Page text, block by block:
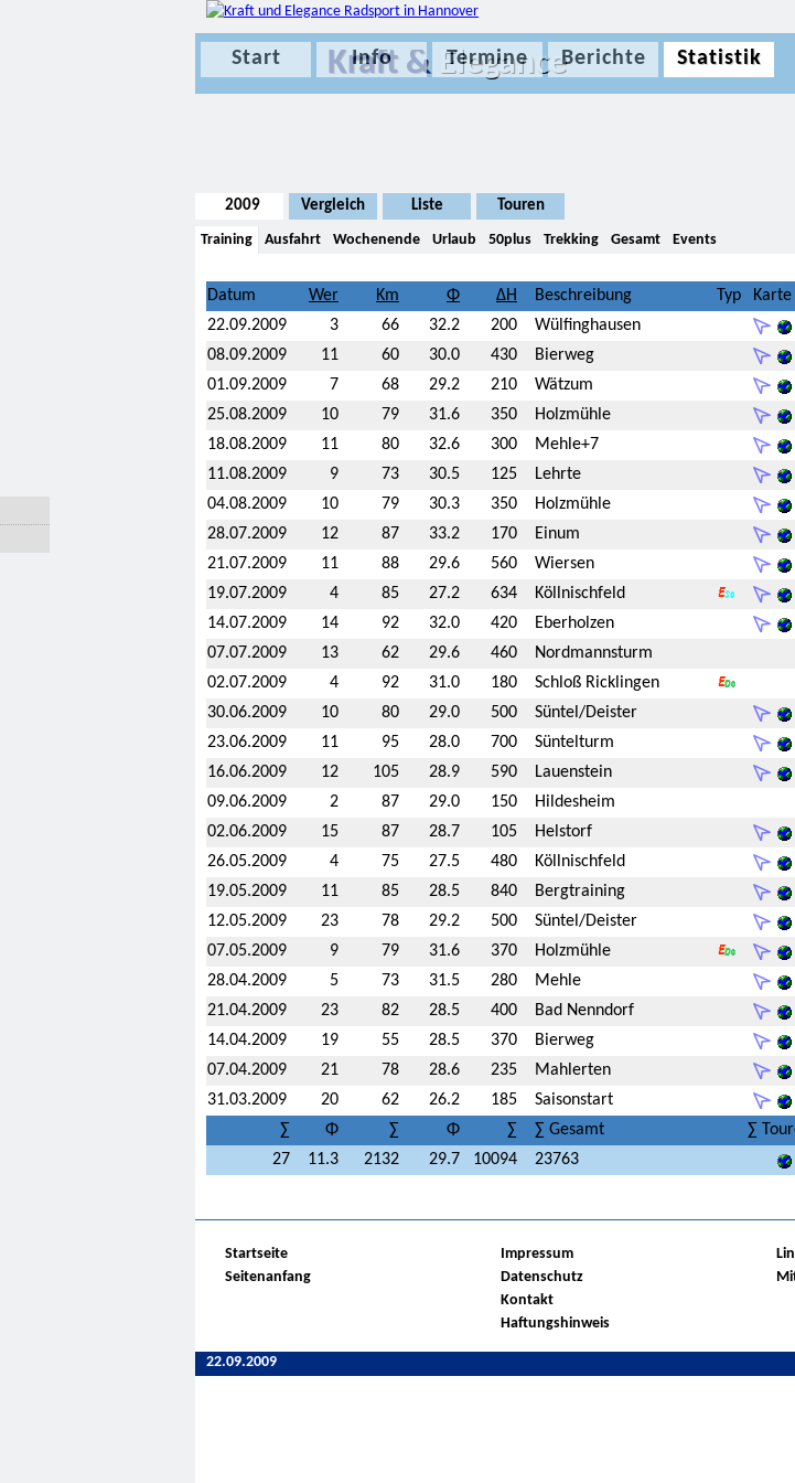
Kraft & Elegance
Start Info Termine Berichte Statistik
2009 Vergleich Liste Touren
Training Ausfahrt Wochenende Urlaub 50plus Trekking Gesamt Events
Datum Beschreibung Typ
Karte
22.09.2009
3 66 32.2 200
Wülfinghausen
08.09.2009
11 60 30.0 430
Bierweg
01.09.2009
7 68 29.2 210
Wätzum
25.08.2009
10 79 31.6 350
Holzmühle
18.08.2009
11 80 32.6 300
Mehle+7
11.08.2009
9 73 30.5 125
Lehrte
04.08.2009
10 79 30.3 350
Holzmühle
28.07.2009
12 87 33.2 170
Einum
21.07.2009
11 88 29.6 560
Wiersen
19.07.2009
4 85 27.2 634
Köllnischfeld
14.07.2009
14 92 32.0 420
Eberholzen
07.07.2009
13 62 29.6 460
Nordmannsturm
02.07.2009
4 92 31.0 180
Schloß Ricklingen
30.06.2009
10 80 29.0 500
Süntel/Deister
23.06.2009
11 95 28.0 700
Süntelturm
16.06.2009
12 105 28.9 590
Lauenstein
09.06.2009
2 87 29.0 150
Hildesheim
02.06.2009
15 87 28.7 105
Helstorf
26.05.2009
4 75 27.5 480
Köllnischfeld
19.05.2009
11 85 28.5 840
Bergtraining
12.05.2009
23 78 29.2 500
Süntel/Deister
07.05.2009
9 79 31.6 370
Holzmühle
28.04.2009
5 73 31.5 280
Mehle
21.04.2009
23 82 28.5 400
Bad Nenndorf
14.04.2009
19 55 28.5 370
Bierweg
07.04.2009
21 78 28.6 235
Mahlerten
31.03.2009
20 62 26.2 185
Saisonstart
∑
Φ ∑ Φ ∑ ∑ Gesamt
∑
27
11.3 2132 29.7 10094 23763
Startseite
Seitenanfang
Impressum
Datenschutz
Kontakt
Haftungshinweis
22.09.2009